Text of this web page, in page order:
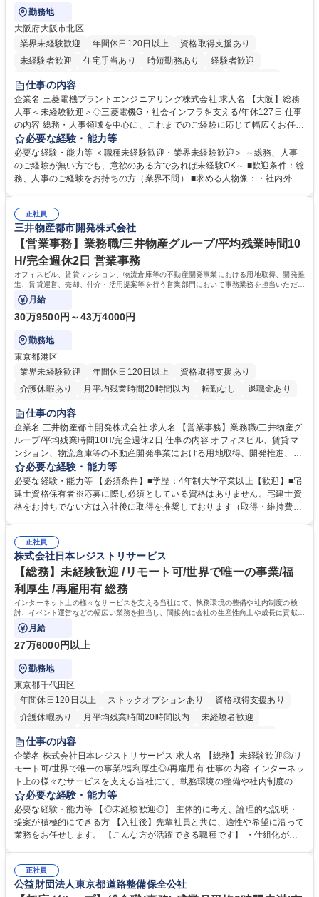
勤務地
大阪府大阪市北区
業界未経験歓迎
年間休日120日以上
資格取得支援あり
未経験者歓迎
住宅手当あり 時短勤務あり
経験者歓迎
退職金あり
駅近5分以内
土日祝休み 服装自由 寮・社宅あり 食事補助あり
仕事の内容
企業名 三菱電機プラントエンジニアリング株式会社 求人名 【大阪】総務
人事＜未経験歓迎＞◇三菱電機G・社会インフラを支える/年休127日 仕事
の内容 総務・人事領域を中心に、これまでのご経験に応じて幅広くお任せ
します。 ＜具体的には＞ ・総務/人事労務（給与・社保・勤怠管理など）
・採用・教育研修 ・福利厚生運用 など ※基本的には事務所勤務ですが、
採用や教育等の業務内容により、関西圏以外への日帰り・宿泊を伴う国内
出張もございます。 ※担当業務を持ちつつ、お互いに助け合いながら、総
必要な経験・能力等
必要な経験・能力等 ＜職種未経験歓迎・業界未経験歓迎＞ ～総務、人事
のご経験が無い方でも、意欲のある方であれば未経験OK～ ■歓迎条件：総
務、人事のご経験をお持ちの方（業界不問） ■求める人物像：・社内外の
正社員
三井物産都市開発株式会社
【営業事務】業務職/三井物産グループ/平均残業時間10
H/完全週休2日 営業事務
オフィスビル、賃貸マンション、物流倉庫等の不動産開発事業における用地取得、開発推
進、賃貸運営、売却、仲介・活用提案等を行う営業部門において事務業務を担当いただき
ます。
月給
30万9500円～43万4000円
勤務地
東京都港区
業界未経験歓迎
年間休日120日以上
資格取得支援あり
介護休暇あり
月平均残業時間20時間以内 転勤なし
退職金あり
在宅OK
賞与あり
駅近5分以内
土日祝休み 寮・社宅あり
仕事の内容
企業名 三井物産都市開発株式会社 求人名 【営業事務】業務職/三井物産グ
ループ/平均残業時間10H/完全週休2日 仕事の内容 オフィスビル、賃貸マ
ンション、物流倉庫等の不動産開発事業における用地取得、開発推進、賃
貸運営、売却、仲介・活用提案等を行う営業部門において事務業務を担当
いただきます。 【詳細】・契約書管理、契約書製本、捺印対応、ファイリ
ング、登記簿取得、調書取得・支払業務（各種費用支払、支払管理、請
求・支払データ登録、取引先マスター申請対応）・予算作成及び予実管
の他に担当頂く業務が発生する場合があります。 募集職種 【営業事務】
業務職/三井物産グループ/平均残業時間10H/完全週休2日
必要な経験・能力等
必要な経験・能力等 【必須条件】■学歴：4年制大学卒業以上【歓迎】■宅
建士資格保有者※応募に際し必須としている資格はありません。宅建士資
格をお持ちでない方は入社後に取得を推奨しております（取得・維持費用
ション力がある方。 ・チャレンジを厭わず、粘り強く業務に取り組める
方。多様な関係者と謙虚に信頼関係を構築でき、期限を意識したスケジュ
ール管理が出来る方。※将来的に他部署（営業部門、コーポレート部門）
へのジョブローテーションの可能性があります。 学歴・資格 学歴：大学
院 大学 語学力： 資格：宅地建物取引士
正社員
株式会社日本レジストリサービス
【総務】未経験歓迎 /リモート可/世界で唯一の事業/福
利厚生 /再雇用有 総務
インターネット上の様々なサービスを支える当社にて、執務環境の整備や社内制度の検
討、イベント運営などの幅広い業務を担当し、間接的に会社の生産性向上や成長に貢献し
ている部署です。
月給
27万6000円以上
勤務地
東京都千代田区
年間休日120日以上
ストックオプションあり
資格取得支援あり
介護休暇あり
月平均残業時間20時間以内
未経験者歓迎
住宅手当あり
完全週休2日制
交通費支給 駅近5分以内 土日祝休み 服装自由
仕事の内容
企業名 株式会社日本レジストリサービス 求人名 【総務】未経験歓迎◎/リ
モート可/世界で唯一の事業/福利厚生◎/再雇用有 仕事の内容 インターネッ
ト上の様々なサービスを支える当社にて、執務環境の整備や社内制度の検
討、イベント運営などの幅広い業務を担当し、間接的に会社の生産性向上
や成長に貢献している部署です。 会社の全メンバーが安心して長く成果を
発揮できる環境を整えるために、毎日のメンテナンスや維持管理に加え、
新たな施策検討を積極的に行っていただき、会社全体を巻き込み課題解決
幅広い業務の体得が可能で、多様なキャリアパスを描くことも可能です。
募集職種 【総務】未経験歓迎◎/リモート可/世界で唯一の事業/福利厚生◎/
必要な経験・能力等
必要な経験・能力等 【◎未経験歓迎◎】 主体的に考え、論理的な説明・
提案が積極的にできる方 【入社後】先輩社員と共に、適性や希望に沿って
業務をお任せします。 【こんな方が活躍できる職種です】 ・仕組化が好
対処できる・新しいことに興味関心がある 【魅力】■自己啓発支援：資格
取得や通信教育など費用の80%（年間25万円まで）を補助 ■住宅手当：家
正社員
公益財団法人東京都道路整備保全公社